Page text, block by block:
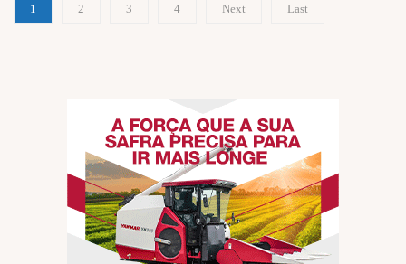
1 2 3 4 Next Last